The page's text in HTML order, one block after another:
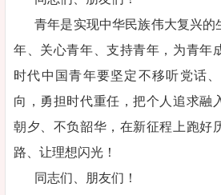
青年是实现中华民族伟大复兴的
年、关心青年、支持青年，为青年
时代中国青年要坚定不移听党话
向，勇担时代重任，把个人追求融
朝夕、不负韶华，在新征程上跑好
路、让理想闪光！
同志们、朋友们！